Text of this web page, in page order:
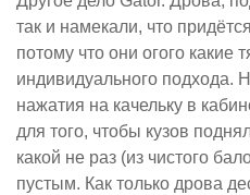
так и намекали, что
потому что они огого какие
индивидуального подхода.
нажатия на качельку в
для того, чтобы кузов
какой не раз (из чистого
пустым. Как только дрова